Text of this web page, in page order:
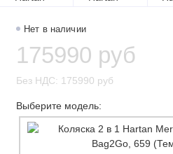
Нет в наличии
175990 руб
Без НДС: 175990 руб
Выберите модель: